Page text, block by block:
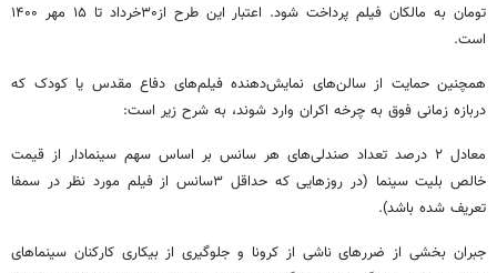
تومان به مالکان فیلم پرداخت شود. اعتبار این طرح از۳۰خرداد تا ۱۵ مهر ۱۴۰۰
است.
همچنین حمایت از سالن‌های نمایش‌دهنده فیلم‌های دفاع مقدس یا کودک که
دربازه زمانی فوق به چرخه اکران وارد شوند، به شرح زیر است:
معادل ۲ درصد تعداد صندلی‌های هر سانس بر اساس سهم سینمادار از قیمت
خالص بلیت سینما (در روزهایی که حداقل ۳سانس از فیلم مورد نظر در سمفا
تعریف شده باشد).
جبران بخشی از ضررهای ناشی از کرونا و جلوگیری از بیکاری کارکنان سینماهای